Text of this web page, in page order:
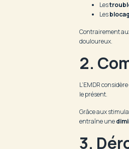
Les
Les
Contrairement
douloureux.
2.
L’EMDR
le présent.
Grâce aux
entraîne une
3.